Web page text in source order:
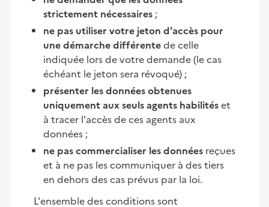
strictement nécessaires ;
ne pas utiliser votre jeton d'accès pour
une démarche différentede celle
indiquée lors de votre demande (le cas
échéant le jeton sera révoqué) ;
présenter les données obtenues
uniquement aux seuls agents habilitéset
à tracer l'accès de ces agents aux
données ;
ne pas commercialiser les données reçues
et à ne pas les communiquer à des tiers
en dehors des cas prévus par la loi.
L'ensemble des conditions sont